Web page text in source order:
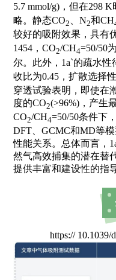
5.7 mmol/g)，但在298 K
略。静态CO2 、N2和CH
较好的吸附效果，具有
1454，CO2/CH4=50/50
尔。此外，1a`的疏水性
收比为0.45，扩散选择
穿透试验表明，即使在
度的CO2(>96%)，产生
CO2/CH4=50/50条件下
DFT、GCMC和MD等
性能关系。总体而言，
然气高效捕集的潜在替
提供丰富和建设性的指
https:// 10.1039/